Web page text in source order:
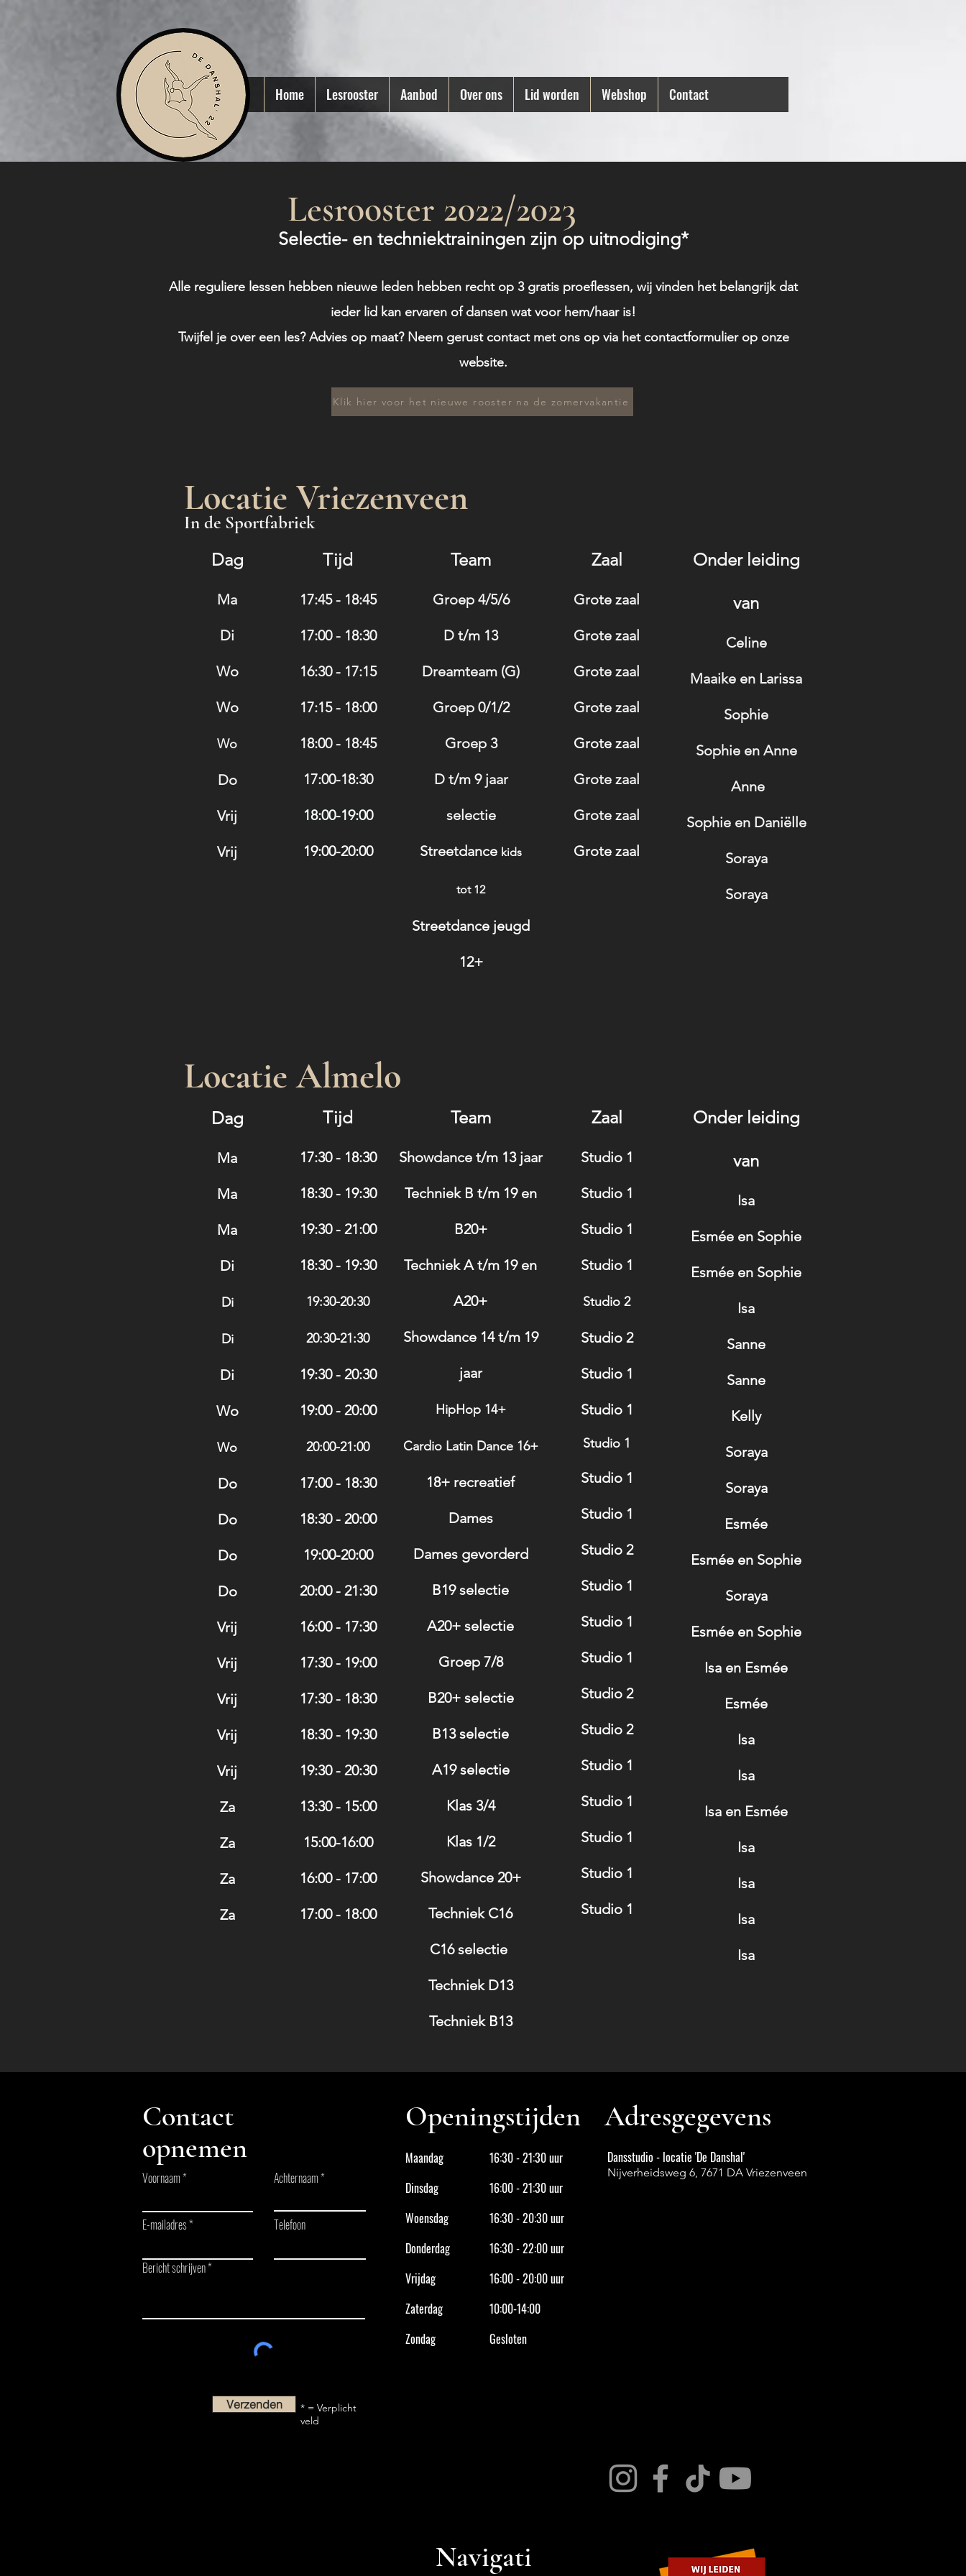
Home Lesrooster Aanbod Over ons Lid worden Webshop Contact
Lesrooster 2022/2023
Selectie- en techniektrainingen zijn op uitnodiging*
Alle reguliere lessen hebben nieuwe leden hebben recht op 3 gratis proeflessen, wij vinden het belangrijk dat
ieder lid kan ervaren of dansen wat voor hem/haar is!
Twijfel je over een les? Advies op maat? Neem gerust contact met ons op via het contactformulier op onze
website.
Klik hier voor het nieuwe rooster na de zomervakantie
Locatie Vriezenveen
In de Sportfabriek
Dag
Ma
Di
Wo
Wo
Wo
Do
Vrij
Vrij
Tijd
17:45 - 18:45
17:00 - 18:30
16:30 - 17:15
17:15 - 18:00
18:00 - 18:45
17:00-18:30
18:00-19:00
19:00-20:00
Team
Groep 4/5/6
D t/m 13
Dreamteam (G)
Groep 0/1/2
Groep 3
D t/m 9 jaar
selectie
Streetdance kids
tot 12
Streetdance jeugd
12+
Zaal
Grote zaal
Grote zaal
Grote zaal
Grote zaal
Grote zaal
Grote zaal
Grote zaal
Grote zaal
Onder leiding
van
Celine
Maaike en Larissa
Sophie
Sophie en Anne
Anne
Sophie en Daniëlle
Soraya
Soraya
Locatie Almelo
Dag
Ma
Ma
Ma
Di
Di
Di
Di
Wo
Wo
Do
Do
Do
Do
Vrij
Vrij
Vrij
Vrij
Vrij
Za
Za
Za
Za
Tijd
17:30 - 18:30
18:30 - 19:30
19:30 - 21:00
18:30 - 19:30
19:30-20:30
20:30-21:30
19:30 - 20:30
19:00 - 20:00
20:00-21:00
17:00 - 18:30
18:30 - 20:00
19:00-20:00
20:00 - 21:30
16:00 - 17:30
17:30 - 19:00
17:30 - 18:30
18:30 - 19:30
19:30 - 20:30
13:30 - 15:00
15:00-16:00
16:00 - 17:00
17:00 - 18:00
Team
Showdance t/m 13 jaar
Techniek B t/m 19 en
B20+
Techniek A t/m 19 en
A20+
Showdance 14 t/m 19
jaar
HipHop 14+
Cardio Latin Dance 16+
18+ recreatief
Dames
Dames gevorderd
B19 selectie
A20+ selectie
Groep 7/8
B20+ selectie
B13 selectie
A19 selectie
Klas 3/4
Klas 1/2
Showdance 20+
Techniek C16
C16 selectie
Techniek D13
Techniek B13
Zaal
Studio 1
Studio 1
Studio 1
Studio 1
Studio 2
Studio 2
Studio 1
Studio 1
Studio 1
Studio 1
Studio 1
Studio 2
Studio 1
Studio 1
Studio 1
Studio 2
Studio 2
Studio 1
Studio 1
Studio 1
Studio 1
Studio 1
Onder leiding
van
Isa
Esmée en Sophie
Esmée en Sophie
Isa
Sanne
Sanne
Kelly
Soraya
Soraya
Esmée
Esmée en Sophie
Soraya
Esmée en Sophie
Isa en Esmée
Esmée
Isa
Isa
Isa en Esmée
Isa
Isa
Isa
Isa
Contact
opnemen
Voornaam
E-mailadres
Achternaam
Telefoon
Bericht schrijven
Verzenden
* = Verplicht
veld
Openingstijden
Maandag
Dinsdag
Woensdag
Donderdag
Vrijdag
Zaterdag
Zondag
16:30 - 21:30 uur
16:00 - 21:30 uur
16:30 - 20:30 uur
16:30 - 22:00 uur
16:00 - 20:00 uur
10:00-14:00
Gesloten
Navigati
Adresgegevens
Dansstudio - locatie 'De Danshal'
Nijverheidsweg 6, 7671 DA Vriezenveen